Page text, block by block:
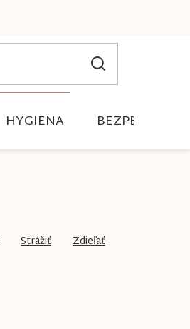
HYGIENA BEZPEČNOSŤ
Strážiť Zdieľať